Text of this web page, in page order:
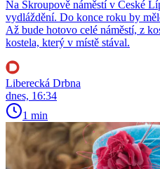
Na Škroupově náměstí v České
vydláždění. Do konce roku by
Až bude hotovo celé náměstí, z
kostela, který v místě stával.
Liberecká Drbna
dnes, 16:34
1 min